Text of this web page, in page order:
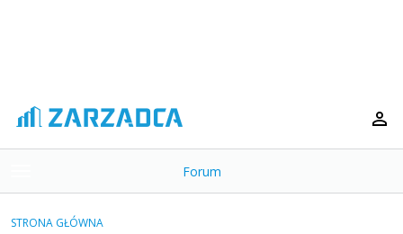
o
g
Forum
STRONA GŁÓWNA